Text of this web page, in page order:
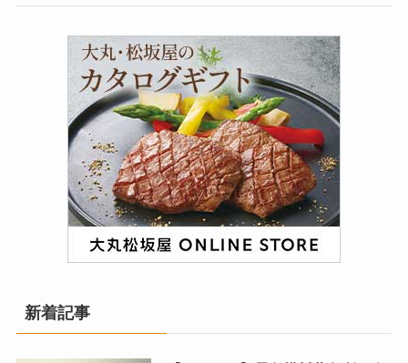
新着記事